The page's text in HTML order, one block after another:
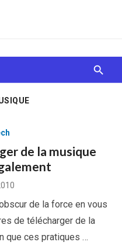
de chocolats… On
on va tomber !
de la musique
de la force en vous
de télécharger de la
que ces pratiques …